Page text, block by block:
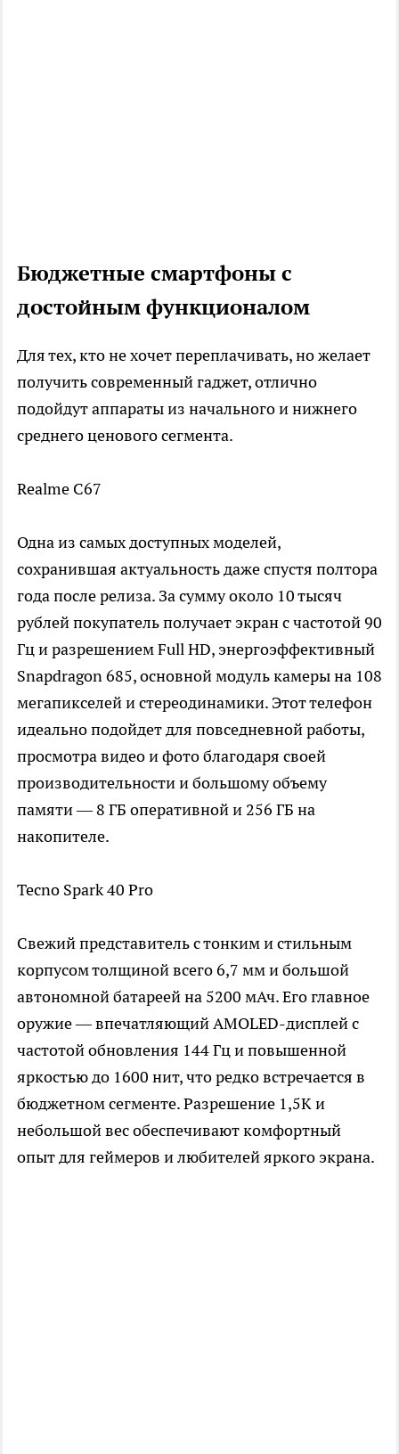
Бюджетные смартфоны с
достойным функционалом
Для тех, кто не хочет переплачивать, но желает
получить современный гаджет, отлично
подойдут аппараты из начального и нижнего
среднего ценового сегмента.
Realme C67
Одна из самых доступных моделей,
сохранившая актуальность даже спустя полтора
года после релиза. За сумму около 10 тысяч
рублей покупатель получает экран с частотой 90
Гц и разрешением Full HD, энергоэффективный
Snapdragon 685, основной модуль камеры на 108
мегапикселей и стереодинамики. Этот телефон
идеально подойдет для повседневной работы,
просмотра видео и фото благодаря своей
производительности и большому объему
памяти — 8 ГБ оперативной и 256 ГБ на
накопителе.
Tecno Spark 40 Pro
Свежий представитель с тонким и стильным
корпусом толщиной всего 6,7 мм и большой
автономной батареей на 5200 мАч. Его главное
оружие — впечатляющий AMOLED-дисплей с
частотой обновления 144 Гц и повышенной
яркостью до 1600 нит, что редко встречается в
бюджетном сегменте. Разрешение 1,5К и
небольшой вес обеспечивают комфортный
опыт для геймеров и любителей яркого экрана.